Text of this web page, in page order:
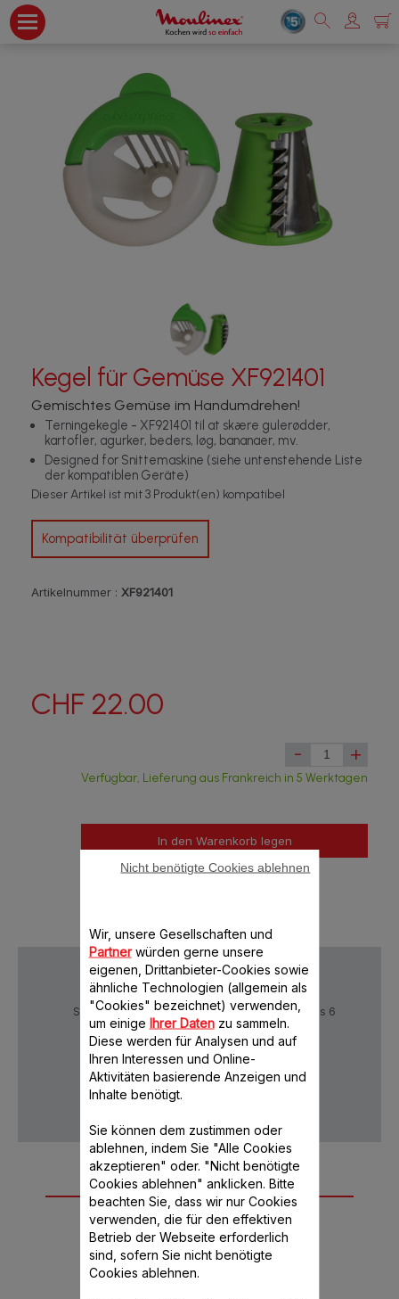
Kegel für Gemüse XF921401
Gemischtes Gemüse im Handumdrehen!
Terningekegle - XF921401 til at skære gulerødder,
kartofler, agurker, beders, løg, bananaer, mv.
Designed for Snittemaskine (siehe untenstehende Liste
der kompatiblen Geräte)
Dieser Artikel ist mit 3 Produkt(en) kompatibel
Kompatibilität überprüfen
Artikelnummer : XF921401
CHF 22.00
- +
Verfügbar, Lieferung aus Frankreich in 5 Werktagen
In den Warenkorb legen
Sichere Zahlung
Lieferzeiten: 5 bis 6
Verktage
Datenschutz
Weiteres
empfohlenes
Zubehör
Wir, unsere Gesellschaften und
Partnerwürden gerne unsere
eigenen, Drittanbieter-Cookies sowie
ähnliche Technologien (allgemein als
"Cookies" bezeichnet) verwenden,
um einige Ihrer Datenzu sammeln.
Diese werden für Analysen und auf
Ihren Interessen und Online-
Aktivitäten basierende Anzeigen und
Inhalte benötigt.
Sie können dem zustimmen oder
ablehnen, indem Sie "Alle Cookies
akzeptieren" oder. "Nicht benötigte
Cookies ablehnen" anklicken. Bitte
beachten Sie, dass wir nur Cookies
verwenden, die für den effektiven
Betrieb der Webseite erforderlich
sind, sofern Sie nicht benötigte
Cookies ablehnen.
Nicht benötigte Cookies ablehnen